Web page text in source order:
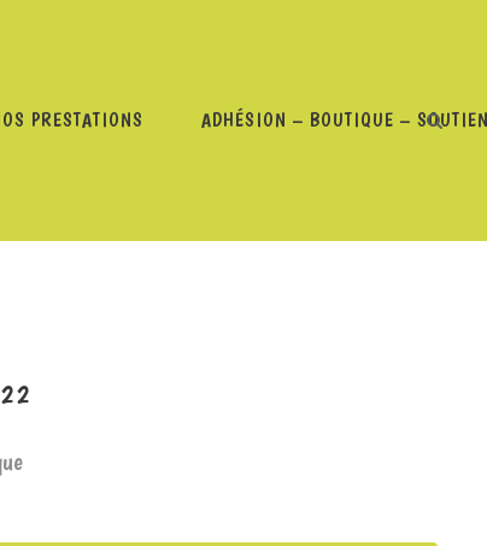
PRESTATIONS ADHÉSION – BOUTIQUE –